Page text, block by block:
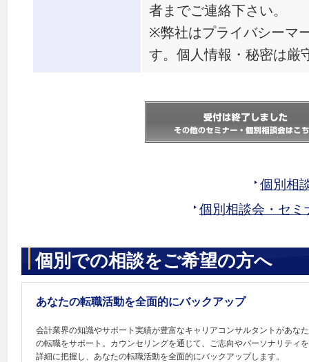
者までご連絡下さい。
※弊社はプライバシーマ
す。個人情報・秘密は厳
個別相
個別相談会・セミ
個別での相談をご希望の方へ
あなたの転職活動を全面的にバックアップ
会計業界の知識やサポート実績が豊富なキャリアコンサルタントがあなた
の転職をサポート。カウンセリングを通じて、ご志向やパーソナリティを
詳細に把握し、あなたの転職活動を全面的にバックアップします。